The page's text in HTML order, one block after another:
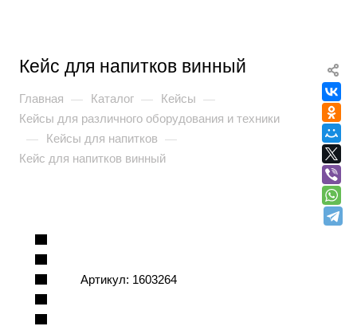
Кейс для напитков винный
Главная — Каталог — Кейсы —
Кейсы для различного оборудования и техники
—
Кейсы для напитков —
Кейс для напитков винный
Артикул: 1603264